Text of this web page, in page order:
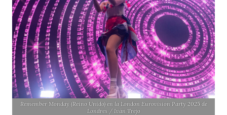
Remember Monday (Reino Unido) en la London Eurovision Party 2025 de
Londres / Iván Trejo